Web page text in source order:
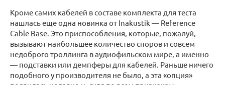
Кроме самих кабелей в составе комплекта для теста
нашлась еще одна новинка от Inakustik — Reference
Cable Base. Это приспособления, которые, пожалуй,
вызывают наибольшее количество споров и совсем
недоброго троллинга в аудиофильском мире, а именно
— подставки или демпферы для кабелей. Раньше ничего
подобного у производителя не было, а эта «опция»